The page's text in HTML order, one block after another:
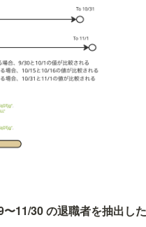
〜11/30 の退職者を抽出し